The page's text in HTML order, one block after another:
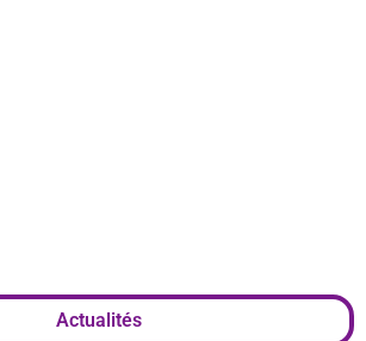
Actualités